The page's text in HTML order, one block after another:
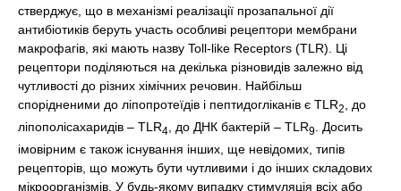
стверджує, що в механізмі реалізації прозапальної дії
антибіотиків беруть участь особливі рецептори мембрани
макрофагів, які мають назву Toll-like Receptors (TLR). Ці
рецептори поділяються на декілька різновидів залежно від
чутливості до різних хімічних речовин. Найбільш
спорідненими до ліпопротеїдів і пептидогліканів є TLR2
, до
ліпополісахаридів – TLR4 , до ДНК бактерій – TLR9
. Досить
імовірним є також існування інших, ще невідомих, типів
рецепторів, що можуть бути чутливими і до інших складових
мікроорганізмів. У будь-якому випадку стимуляція всіх або